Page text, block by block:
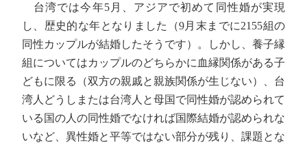
台湾では今年5月、アジアで初めて同性婚が実現
し、歴史的な年となりました（9月末までに2155組の
同性カップルが結婚したそうです）。しかし、養子縁
組についてはカップルのどちらかに血縁関係がある子
どもに限る（双方の親戚と親族関係が生じない）、台
湾人どうしまたは台湾人と母国で同性婚が認められて
いる国の人の同性婚でなければ国際結婚が認められな
いなど、異性婚と平等ではない部分が残り、課題とな